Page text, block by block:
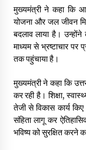
मुख्यमंत्री ने कहा कि
योजना और जल जीवन
बदलाव लाया है।
माध्यम से भ्रष्टाचार पर
तक पहुंचाया है।
मुख्यमंत्री ने कहा कि
कर रही है। शिक्षा,
तेजी से विकास कार्य
संहिता लागू कर
भविष्य को सुरक्षित करने